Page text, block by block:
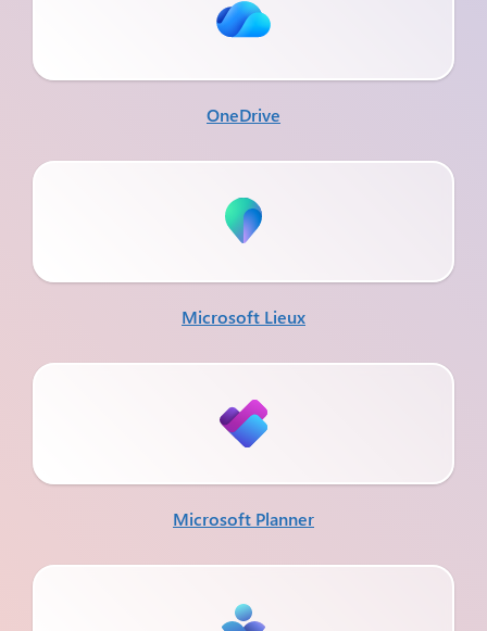
OneDrive
Microsoft Lieux
Microsoft Planner